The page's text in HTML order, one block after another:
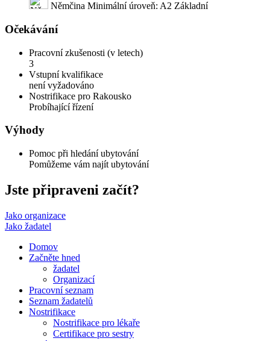
Němčina Minimální úroveň: A2 Základní
Očekávání
Pracovní zkušenosti (v letech)
3
Vstupní kvalifikace
není vyžadováno
Nostrifikace pro Rakousko
Probíhající řízení
Výhody
Pomoc při hledání ubytování
Pomůžeme vám najít ubytování
Jste připraveni začít?
Jako organizace
Jako žadatel
Domov
Začněte hned
žadatel
Organizací
Pracovní seznam
Seznam žadatelů
Nostrifikace
Nostrifikace pro lékaře
Certifikace pro sestry